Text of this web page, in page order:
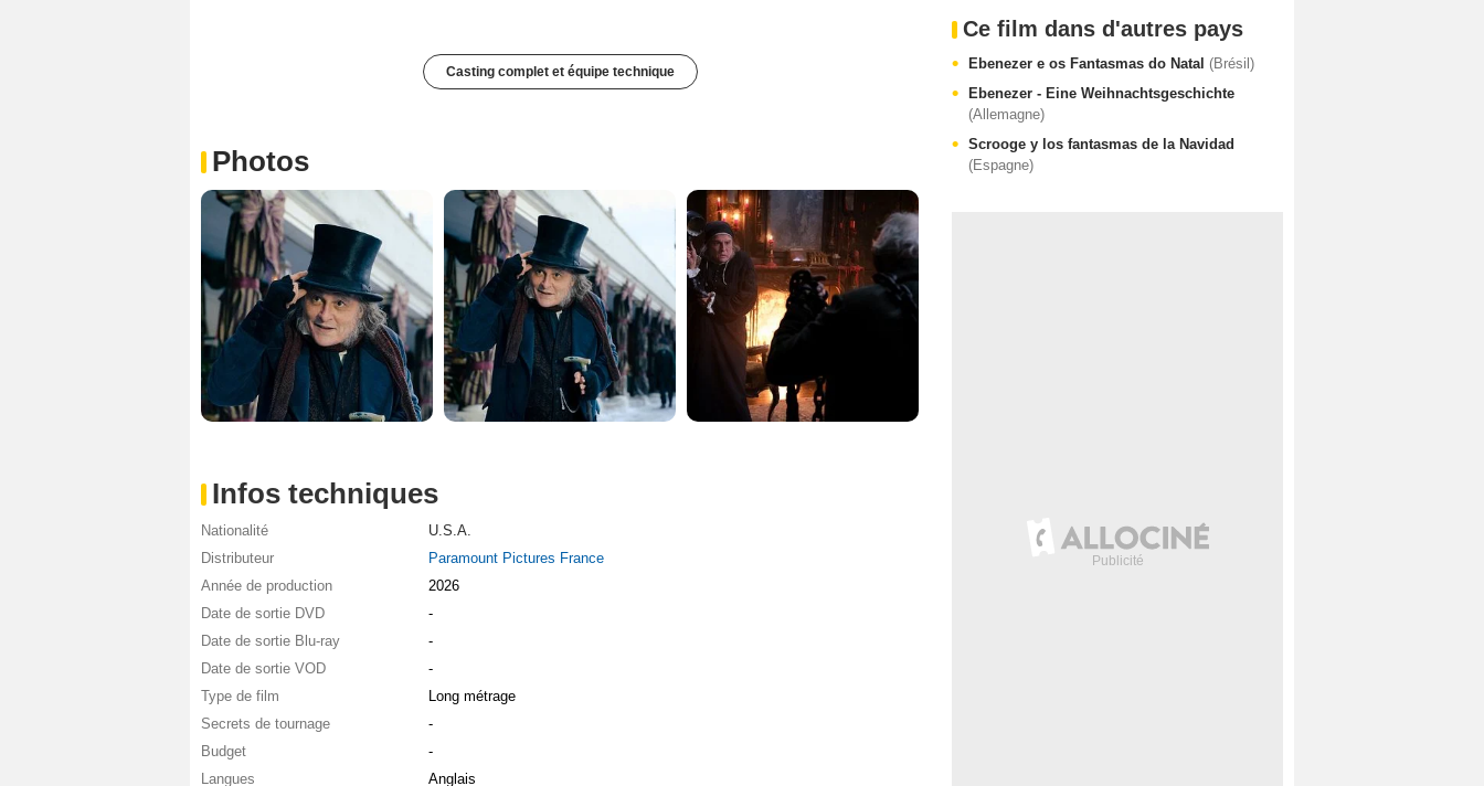
Casting complet et équipe technique
Photos
Infos techniques
Nationalité
U.S.A.
Distributeur
Paramount Pictures France
Année de production
2026
Date de sortie DVD
-
Date de sortie Blu-ray
-
Date de sortie VOD
-
Type de film
Long métrage
Secrets de tournage
-
Budget
-
Langues
Anglais
Ce film dans d'autres pays
Ebenezer e os Fantasmas do Natal (Brésil)
Ebenezer - Eine Weihnachtsgeschichte
(Allemagne)
Scrooge y los fantasmas de la Navidad
(Espagne)